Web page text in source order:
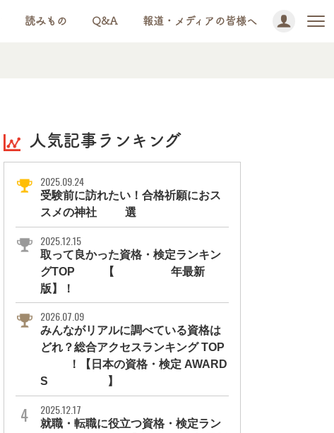
読みもの Q&A 報道・メディアの皆様へ
人気記事ランキング
2025.09.24
受験前に訪れたい！合格祈願におス
スメの神社11選
2025.12.15
取って良かった資格・検定ランキン
グTOP10【2026年最新
版】！
2026.07.09
みんながリアルに調べている資格は
どれ？総合アクセスランキング TOP
10！【日本の資格・検定 AWARD
S 2026】
2025.12.17
就職・転職に役立つ資格・検定ラン